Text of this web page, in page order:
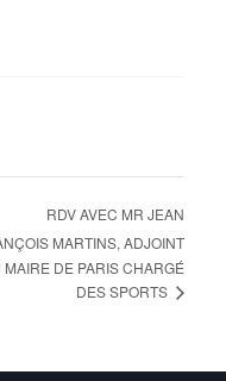
RDV AVEC MR JEAN
MARTINS, ADJOINT
MAIRE DE PARIS CHARGÉ
DES SPORTS